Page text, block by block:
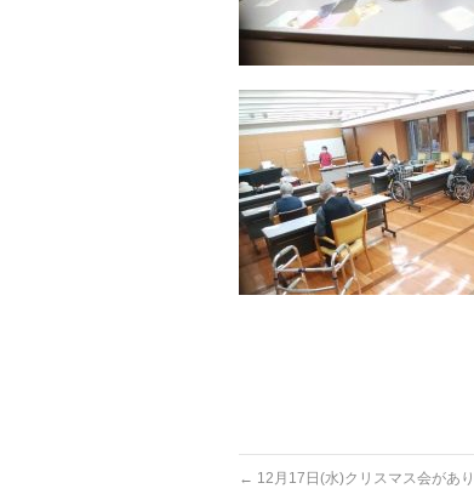
← 12月17日(水)クリスマス会があ